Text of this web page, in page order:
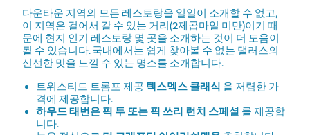
다운타운 지역의 모든 레스토랑을 일일이 소개할 수 없고,
이 지역은 걸어서 갈 수 있는 거리(2제곱마일 미만)이기 때
문에 현지 인기 레스토랑 몇 곳을 소개하는 것이 더 도움이
될 수 있습니다. 국내에서는 쉽게 찾아볼 수 없는 댈러스의
신선한 맛을 느낄 수 있는 명소를 소개합니다.
트위스티드 트롬포 제공 텍스멕스 클래식 을 저렴한 가
격에 제공합니다.
하우드 태번은 픽 투 또는 픽 쓰리 런치 스페셜 를 제공합
니다.